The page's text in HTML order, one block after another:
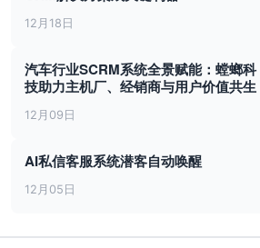
12月18日
汽车行业SCRM系统全景赋能：螳螂科
技助力主机厂、经销商与用户价值共生
12月09日
AI私信客服系统潜客自动唤醒
12月05日